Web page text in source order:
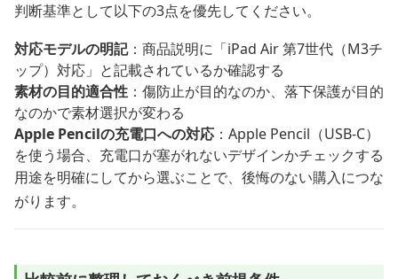
判断基準として以下の3点を優先してください。
対応モデルの明記：商品説明に「iPad Air 第7世代（M3チ
ップ）対応」と記載されているか確認する
素材の目的適合性 ：傷防止が目的なのか、落下保護が目的
なのかで素材選択が変わる
Apple Pencilの充電口への対応 ：Apple Pencil（USB-C）
を使う場合、充電口が塞がれないデザインかチェックする
用途を明確にしてから選ぶことで、後悔のない購入につな
がります。